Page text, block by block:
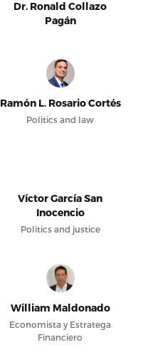
Dr. Ronald Collazo
Pagán
Ramón L. Rosario Cortés
Politics and law
Víctor García San
Inocencio
Politics and justice
William Maldonado
Economista y Estratega
Financiero